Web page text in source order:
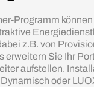
Programm
z.B. von
erweitern Sie Ihr
aufstellen.
oder